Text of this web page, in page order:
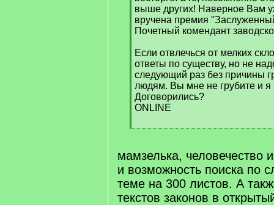
выше других! Наверное Вам
вручена премия
Почетный комендант
Если отвлечься от мелких
ответы по существу, но не
следующий раз без причины
людям. Вы мне не грубите и я
Договорились?
ONLINE
[
q
]
мамзелька, человечество
и возможность поиска по
теме на 300 листов. А
текстов законов в